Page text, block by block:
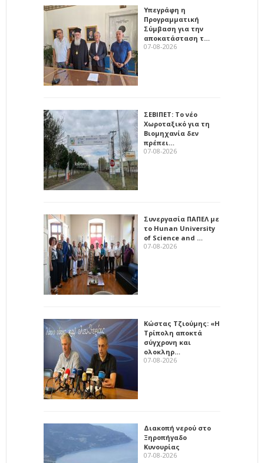
Υπεγράφη η
Προγραμματική
Σύμβαση για την
αποκατάσταση τ…
07-08-2026
ΣΕΒΙΠΕΤ: Το νέο
Χωροταξικό για τη
Βιομηχανία δεν
πρέπει…
07-08-2026
Συνεργασία ΠΑΠΕΛ με
το Hunan University
of Science and …
07-08-2026
Κώστας Τζιούμης: «Η
Τρίπολη αποκτά
σύγχρονη και
ολοκληρ…
07-08-2026
Διακοπή νερού στο
Ξηροπήγαδο
Κυνουρίας
07-08-2026